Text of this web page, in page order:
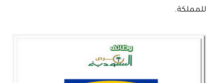
للمملكة.